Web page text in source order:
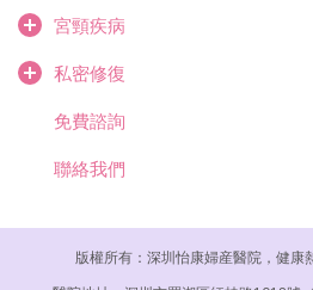
宮頸疾病
私密修復
免費諮詢
聯絡我們
版權所有：深圳怡康婦産醫院，健